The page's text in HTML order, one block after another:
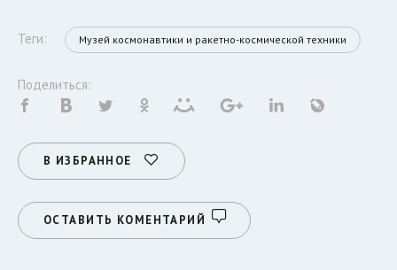
Теги: Музей космонавтики и ракетно-космической техники
Поделиться:
В ИЗБРАННОЕ
ОСТАВИТЬ КОМЕНТАРИЙ